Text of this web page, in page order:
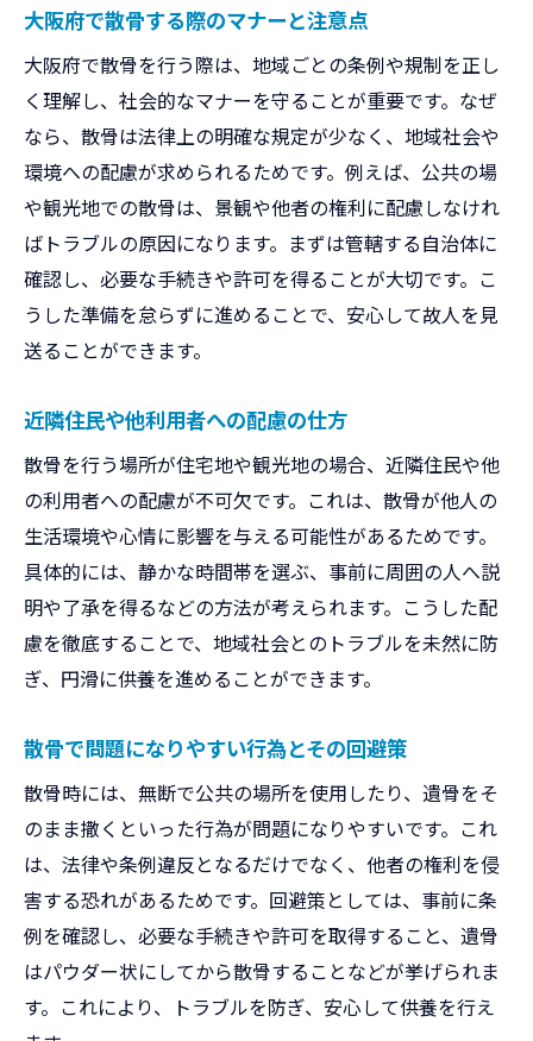
大阪府で散骨する際のマナーと注意点
大阪府で散骨を行う際は、地域ごとの条例や規制を正し
く理解し、社会的なマナーを守ることが重要です。なぜ
なら、散骨は法律上の明確な規定が少なく、地域社会や
環境への配慮が求められるためです。例えば、公共の場
や観光地での散骨は、景観や他者の権利に配慮しなけれ
ばトラブルの原因になります。まずは管轄する自治体に
確認し、必要な手続きや許可を得ることが大切です。こ
うした準備を怠らずに進めることで、安心して故人を見
送ることができます。
近隣住民や他利用者への配慮の仕方
散骨を行う場所が住宅地や観光地の場合、近隣住民や他
の利用者への配慮が不可欠です。これは、散骨が他人の
生活環境や心情に影響を与える可能性があるためです。
具体的には、静かな時間帯を選ぶ、事前に周囲の人へ説
明や了承を得るなどの方法が考えられます。こうした配
慮を徹底することで、地域社会とのトラブルを未然に防
ぎ、円滑に供養を進めることができます。
散骨で問題になりやすい行為とその回避策
散骨時には、無断で公共の場所を使用したり、遺骨をそ
のまま撒くといった行為が問題になりやすいです。これ
は、法律や条例違反となるだけでなく、他者の権利を侵
害する恐れがあるためです。回避策としては、事前に条
例を確認し、必要な手続きや許可を取得すること、遺骨
はパウダー状にしてから散骨することなどが挙げられま
す。これにより、トラブルを防ぎ、安心して供養を行え